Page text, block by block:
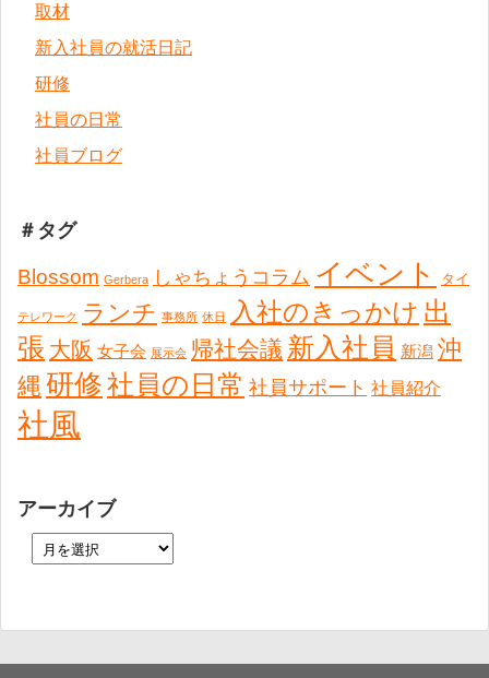
取材
新入社員の就活日記
研修
社員の日常
社員ブログ
＃タグ
Blossom Gerbera しゃちょうコラム イベント タイ
テレワーク ランチ 事務所 休日 入社のきっかけ 出
張 大阪 女子会 展示会 帰社会議 新入社員 新潟 沖
縄 研修社員の日常 社員サポート 社員紹介
社風
アーカイブ